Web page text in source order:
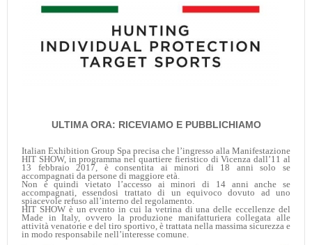
ULTIMA ORA: RICEVIAMO E PUBBLICHIAMO
Italian Exhibition Group Spa precisa che l’ingresso alla Manifestazione
HIT SHOW, in programma nel quartiere fieristico di Vicenza dall’11 al
13 febbraio 2017, è consentita ai minori di 18 anni solo se
accompagnati da persone di maggiore età.
Non è quindi vietato l’accesso ai minori di 14 anni anche se
accompagnati, essendosi trattato di un equivoco dovuto ad uno
spiacevole refuso all’interno del regolamento.
HIT SHOW è un evento in cui la vetrina di una delle eccellenze del
Made in Italy, ovvero la produzione manifatturiera collegata alle
attività venatorie e del tiro sportivo, è trattata nella massima sicurezza e
in modo responsabile nell’interesse comune.